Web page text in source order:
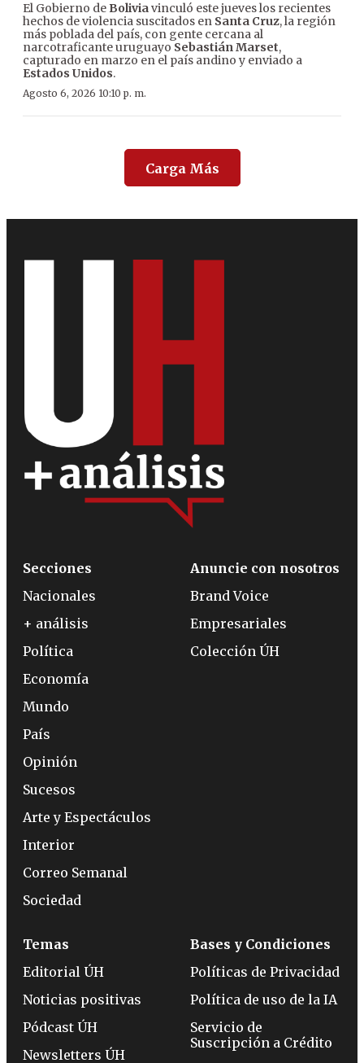
El Gobierno de Boliviavinculó este jueves los recientes
hechos de violencia suscitados en Santa Cruz, la región
más poblada del país, con gente cercana al
narcotraficante uruguayo Sebastián Marset,
capturado en marzo en el país andino y enviado a
Estados Unidos.
Agosto 6, 2026 10:10 p. m.
Carga Más
Secciones
Nacionales
+ análisis
Política
Economía
Mundo
País
Opinión
Sucesos
Arte y Espectáculos
Interior
Correo Semanal
Sociedad
Anuncie con nosotros
Brand Voice
Empresariales
Colección ÚH
Temas
Editorial ÚH
Noticias positivas
Pódcast ÚH
Newsletters ÚH
Bases y Condiciones
Políticas de Privacidad
Política de uso de la IA
Servicio de
Suscripción a Crédito